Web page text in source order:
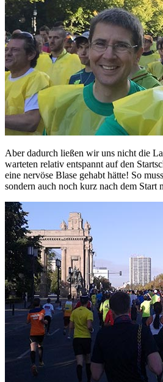
Aber dadurch ließen wir uns nicht die
warteten relativ entspannt auf den
eine nervöse Blase gehabt hätte! So
sondern auch noch kurz nach dem Start